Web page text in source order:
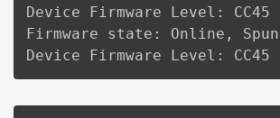
Device Firmware Level: CC45
Firmware state: Online, Spun
Device Firmware Level: CC45